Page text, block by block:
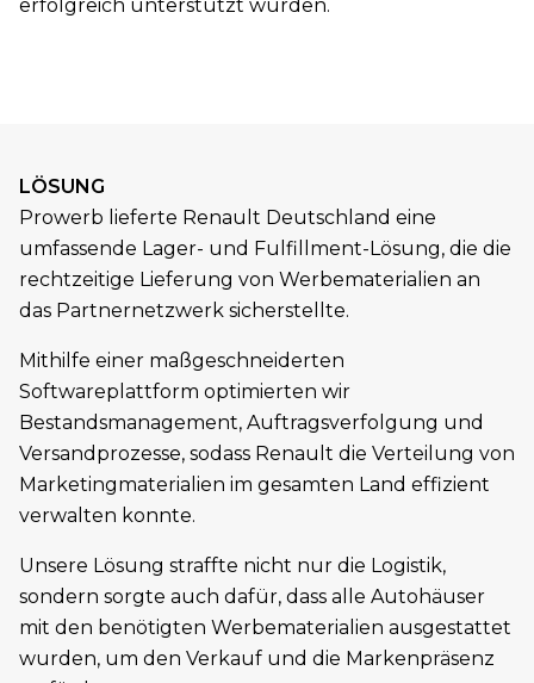
erfolgreich unterstützt wurden.
LÖSUNG
Prowerb lieferte Renault Deutschland eine
umfassende Lager- und Fulfillment-Lösung, die die
rechtzeitige Lieferung von Werbematerialien an
das Partnernetzwerk sicherstellte.
Mithilfe einer maßgeschneiderten
Softwareplattform optimierten wir
Bestandsmanagement, Auftragsverfolgung und
Versandprozesse, sodass Renault die Verteilung von
Marketingmaterialien im gesamten Land effizient
verwalten konnte.
Unsere Lösung straffte nicht nur die Logistik,
sondern sorgte auch dafür, dass alle Autohäuser
mit den benötigten Werbematerialien ausgestattet
wurden, um den Verkauf und die Markenpräsenz